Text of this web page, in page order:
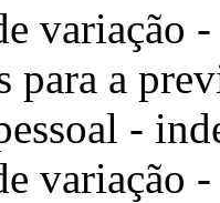
variação
para a
-
variação